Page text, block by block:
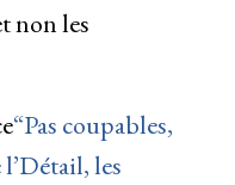
non les
“Pas coupables,
les